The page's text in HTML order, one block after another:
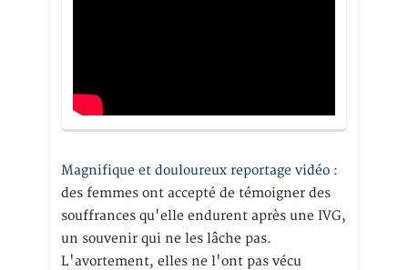
Magnifique et douloureux reportage vidéo :
des femmes ont accepté de témoigner des
souffrances qu'elle endurent après une IVG,
un souvenir qui ne les lâche pas.
L'avortement, elles ne l'ont pas vécu